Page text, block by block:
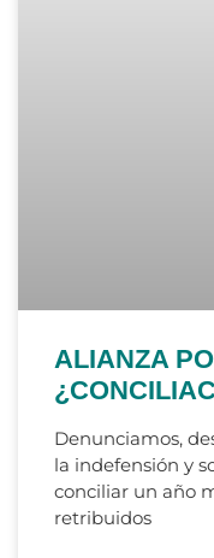
ALIANZA
Denunciamos,
la indefensión y
conciliar un año
retribuidos